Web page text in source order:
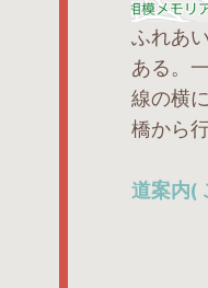
ふれあ
ある。
線の横
橋から
道案内(